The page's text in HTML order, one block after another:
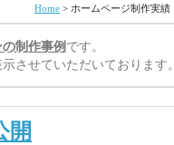
Home > ホームページ制作実績
制作事例です。
させていただいております。
開